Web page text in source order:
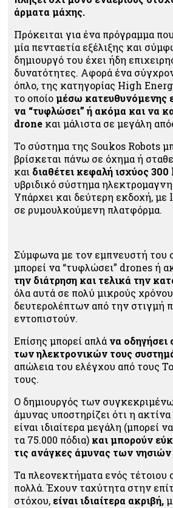
άρματα μάχης.
Πρόκειται για ένα πρόγραμμα
μία πενταετία εξέλιξης και
δημιουργό του έχει ήδη
δυνατότητες. Αφορά ένα
όπλο, της κατηγορίας High
το οποίομέσω κατευθυνόμενης
να “τυφλώσει” ή ακόμα και να
drone και μάλιστα σε μεγάλη
Το σύστημα της Soukos Robots
βρίσκεται πάνω σε όχημα ή
και διαθέτει κεφαλή ισχύος
υβριδικό σύστημα
Υπάρχει και δεύτερη εκδοχή,
σε ρυμουλκούμενη πλατφόρμα.
Σύμφωνα με τον εμπνευστή του
μπορεί να “τυφλώσει” drones ή
την διάτρηση και τελικά την
όλα αυτά σε πολύ μικρούς
δευτερολέπτων από την στιγμή
εντοπιστούν.
Επίσης μπορεί απλά να
των ηλεκτρονικών τους
απώλεια του ελέγχου από τους
τους.
Ο δημιουργός των
άμυνας υποστηρίζει ότι η
είναι ιδιαίτερα μεγάλη (μπορεί
τα 75.000 πόδια) και μπορούν
τις ανάγκες άμυνας των
Τα πλεονεκτήματα ενός τέτοιου
πολλά. Έχουν ταχύτητα στην
στόχου, είναι ιδιαίτερα ακριβή,